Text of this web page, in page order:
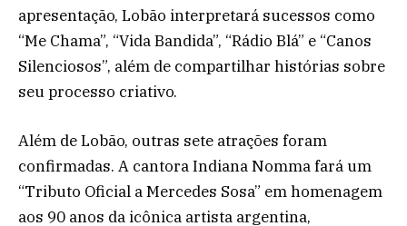
apresentação, Lobão interpretará sucessos como
“Me Chama”, “Vida Bandida”, “Rádio Blá” e “Canos
Silenciosos”, além de compartilhar histórias sobre
seu processo criativo.
Além de Lobão, outras sete atrações foram
confirmadas. A cantora Indiana Nomma fará um
“Tributo Oficial a Mercedes Sosa” em homenagem
aos 90 anos da icônica artista argentina,